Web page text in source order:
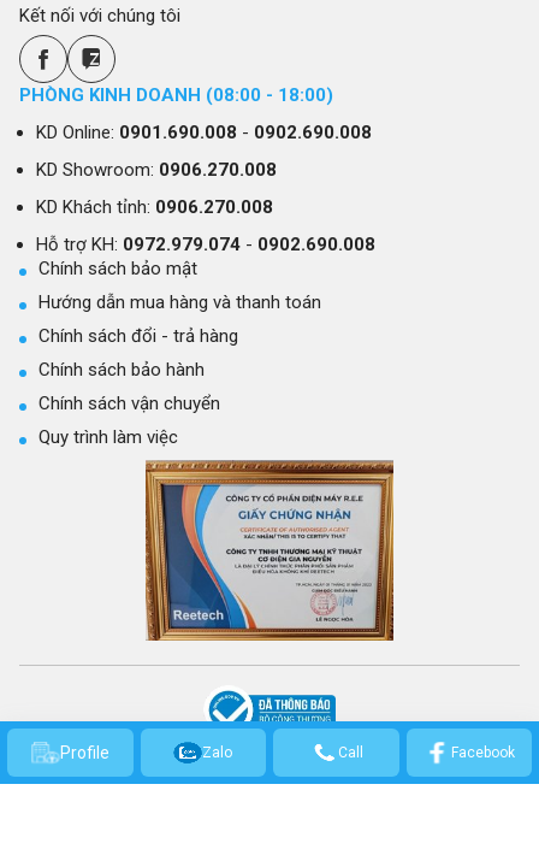
Kết nối với chúng tôi
PHÒNG KINH DOANH (08:00 - 18:00)
KD Online: 0901.690.008 - 0902.690.008
KD Showroom: 0906.270.008
KD Khách tỉnh: 0906.270.008
Hỗ trợ KH: 0972.979.074- 0902.690.008
Chính sách bảo mật
Hướng dẫn mua hàng và thanh toán
Chính sách đổi - trả hàng
Chính sách bảo hành
Chính sách vận chuyển
Quy trình làm việc
CÔNG TY TNHH THƯƠNG MẠI KỸ THUẬT CƠ ĐIỆN GIA NGUYỄN
GPKD số: 0314301569 - Cấp ngày 21/03/2017 bởi Sở Kế hoạch và Đầu Tư
TP.HCM.
Profile Zalo Call Facebook